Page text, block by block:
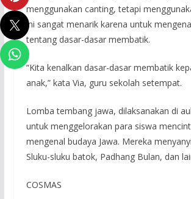
menggunakan canting, tetapi
ini sangat menarik karena untuk
tentang dasar-dasar membatik.
“Kita kenalkan dasar-dasar membatik
anak,” kata Via, guru sekolah setempat.
Lomba tembang jawa, dilaksanakan di
untuk menggelorakan para siswa
mengenal budaya Jawa. Mereka
Sluku-sluku batok, Padhang Bulan, dan
COSMAS